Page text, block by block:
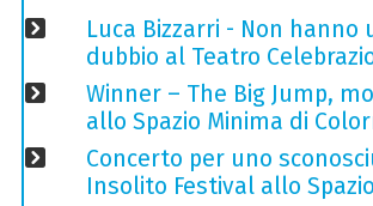
Luca Bizzarri - Non hanno
dubbio al Teatro
Winner – The Big Jump,
allo Spazio Minima di
Concerto per uno
Insolito Festival allo